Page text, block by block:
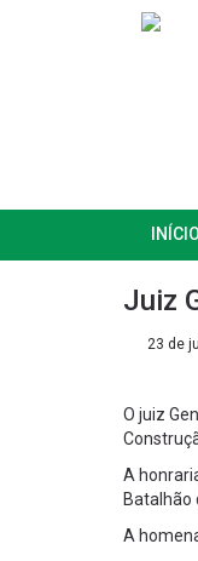
INÍCIO
Juiz
23 de
O juiz
A
Batalhão
A